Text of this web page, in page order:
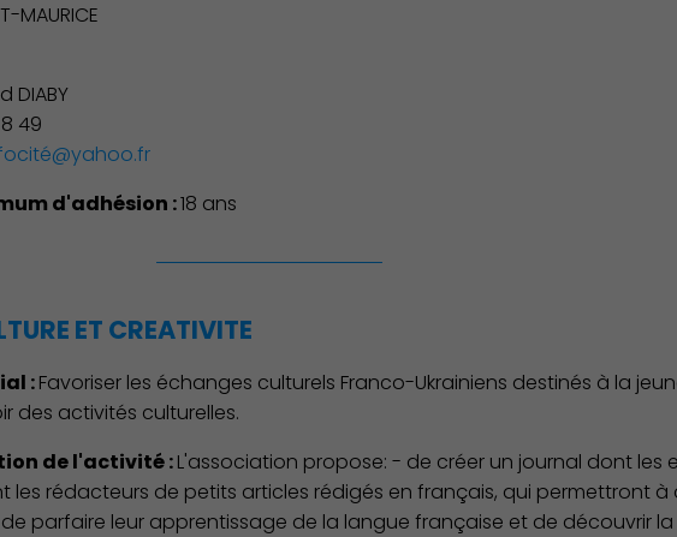
MAURICE
DIABY
49
d'adhésion :18 ans
ET CREATIVITE
:Favoriser les échanges culturels Franco-Ukrainiens destinés à la
des activités culturelles.
de l'activité :L'association propose: - de créer un journal dont les
les rédacteurs de petits articles rédigés en français, qui permettront à
de parfaire leur apprentissage de la langue française et de découvrir